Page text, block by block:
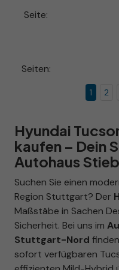
Seite:
Seiten:
1 2
Hyundai
kaufen – Dein
Autohaus
Suchen Sie einen
Region Stuttgart? Der
Maßstäbe in Sachen
Sicherheit. Bei uns im
Stuttgart-Nord
sofort verfügbaren